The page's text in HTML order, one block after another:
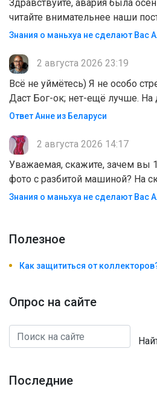
Здравствуйте, авария была
читайте внимательнее наши
Знания о маньхуа не сделают Вас
2 августа 2026 23:19
Всё не уймётесь) Я не особо
Даст Бог-ок; нет-ещё лучше.
Ответ Анне из Беларуси
2 августа 2026 14:17
Уважаемая, скажите, зачем вы
фото с разбитой машиной? На
Знания о маньхуа не сделают Вас
Полезноe
Как защититься от
Опрос на сайте
Последние